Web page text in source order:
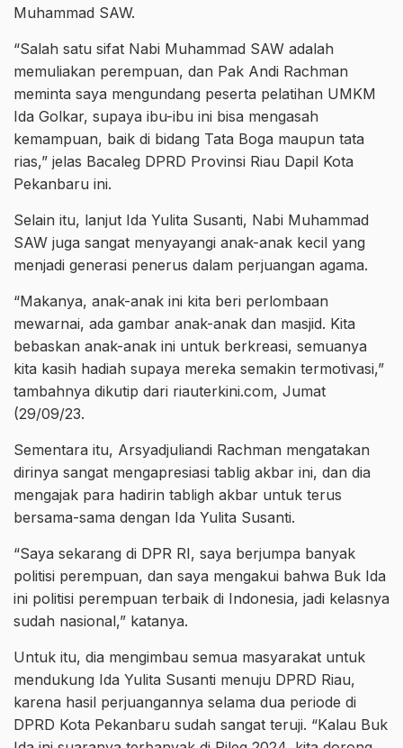
Muhammad SAW.
“Salah satu sifat Nabi Muhammad SAW adalah
memuliakan perempuan, dan Pak Andi Rachman
meminta saya mengundang peserta pelatihan UMKM
Ida Golkar, supaya ibu-ibu ini bisa mengasah
kemampuan, baik di bidang Tata Boga maupun tata
rias,” jelas Bacaleg DPRD Provinsi Riau Dapil Kota
Pekanbaru ini.
Selain itu, lanjut Ida Yulita Susanti, Nabi Muhammad
SAW juga sangat menyayangi anak-anak kecil yang
menjadi generasi penerus dalam perjuangan agama.
“Makanya, anak-anak ini kita beri perlombaan
mewarnai, ada gambar anak-anak dan masjid. Kita
bebaskan anak-anak ini untuk berkreasi, semuanya
kita kasih hadiah supaya mereka semakin termotivasi,”
tambahnya dikutip dari riauterkini.com, Jumat
(29/09/23.
Sementara itu, Arsyadjuliandi Rachman mengatakan
dirinya sangat mengapresiasi tablig akbar ini, dan dia
mengajak para hadirin tabligh akbar untuk terus
bersama-sama dengan Ida Yulita Susanti.
“Saya sekarang di DPR RI, saya berjumpa banyak
politisi perempuan, dan saya mengakui bahwa Buk Ida
ini politisi perempuan terbaik di Indonesia, jadi kelasnya
sudah nasional,” katanya.
Untuk itu, dia mengimbau semua masyarakat untuk
mendukung Ida Yulita Susanti menuju DPRD Riau,
karena hasil perjuangannya selama dua periode di
DPRD Kota Pekanbaru sudah sangat teruji. “Kalau Buk